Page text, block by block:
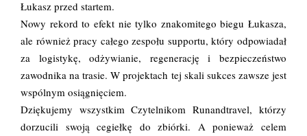
Łukasz przed startem.
Nowy rekord to efekt nie tylko znakomitego biegu Łukasza,
ale również pracy całego zespołu supportu, który odpowiadał
za logistykę, odżywianie, regenerację i bezpieczeństwo
zawodnika na trasie. W projektach tej skali sukces zawsze jest
wspólnym osiągnięciem.
Dziękujemy wszystkim Czytelnikom Runandtravel, którzy
dorzucili swoją cegiełkę do zbiórki. A ponieważ celem